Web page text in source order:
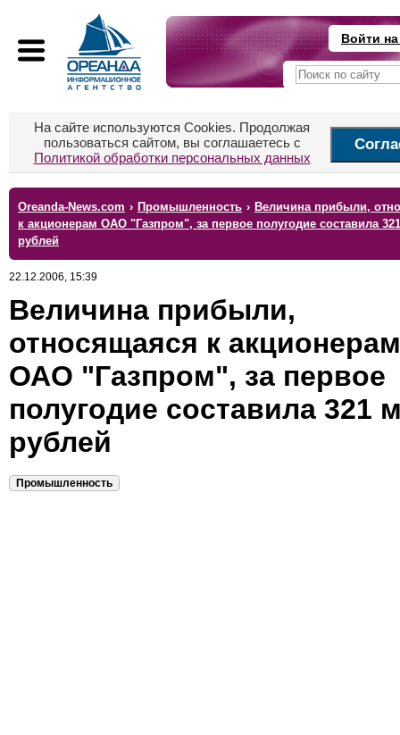
Войти
На сайте используются Cookies. Продолжая
пользоваться сайтом, вы соглашаетесь с
Политикой обработки персональных данных
Oreanda-News.com › Промышленность › Величина прибыли,
к акционерам ОАО "Газпром", за первое полугодие составила
рублей
22.12.2006, 15:39
Величина прибыли,
относящаяся к акционерам
ОАО "Газпром", за первое
полугодие составила 321
рублей
Промышленность